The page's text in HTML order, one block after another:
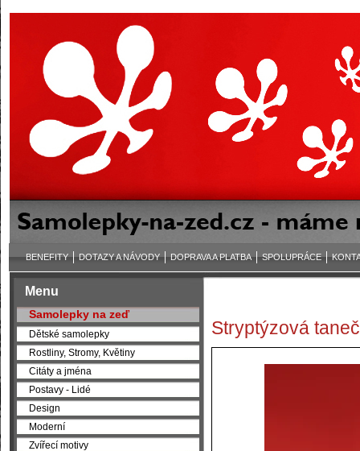
Stryptýzová
Menu
Samolepky na zeď
Dětské samolepky
Rostliny, Stromy, Květiny
Citáty a jména
Postavy - Lidé
Design
Moderní
Zvířecí motivy
BENEFITY DOTAZY A NÁVODY DOPRAVA A PLATBA SPOLUPRÁCE